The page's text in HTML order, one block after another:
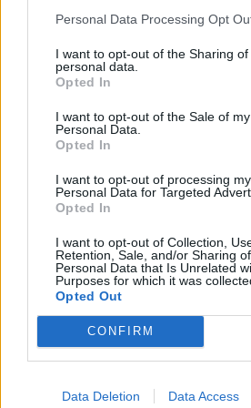
Personal Data Processing Opt
I want to opt-out of the Sharing of
personal data.
Opted In
I want to opt-out of the Sale of my
Personal Data.
Opted In
I want to opt-out of processing my
Personal Data for Targeted
Opted In
I want to opt-out of Collection,
Retention, Sale, and/or Sharing
Personal Data that Is Unrelated
Purposes for which it was
Opted Out
CONFIRM
Data Deletion Data Access
menedzsment számára
pozitív, az árfolyam
a stratégiát két részre osztja:
KEDVES OLVASÓNK!
A keresett cikk a portfolio.hu
tartozik, melynek olvasása
Az előfizetés a következőket
Portfolio.hu teljes
Kötéslisták: BÉT elmúlt 2 év
kötéslistái